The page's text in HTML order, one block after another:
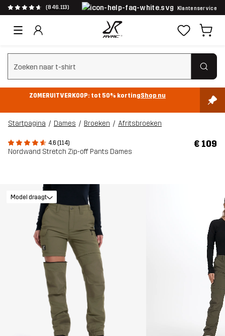
(846.113) Klantenservice
Zoeken wissen
ZOMERUITVERKOOP: tot 50% kortingShop nu
Startpagina Dames Broeken Afritsbroeken
4.6 (114)
Nordwand Stretch Zip-off Pants Dames
€ 109
Model draagt